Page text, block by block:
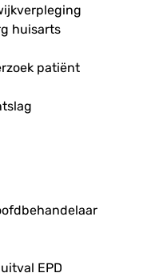
huisarts
patiënt
EPD